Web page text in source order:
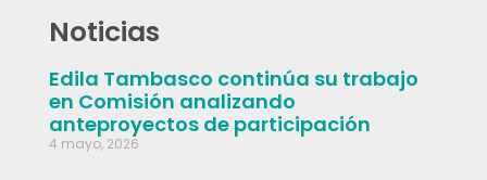
Noticias
Edila Tambasco continúa su trabajo
en Comisión analizando
anteproyectos de participación
4 mayo, 2026